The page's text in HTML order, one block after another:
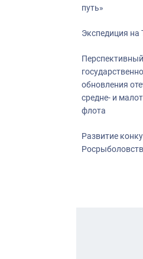
путь»
Экспедиция
обновления
средне- и
флота
Развитие